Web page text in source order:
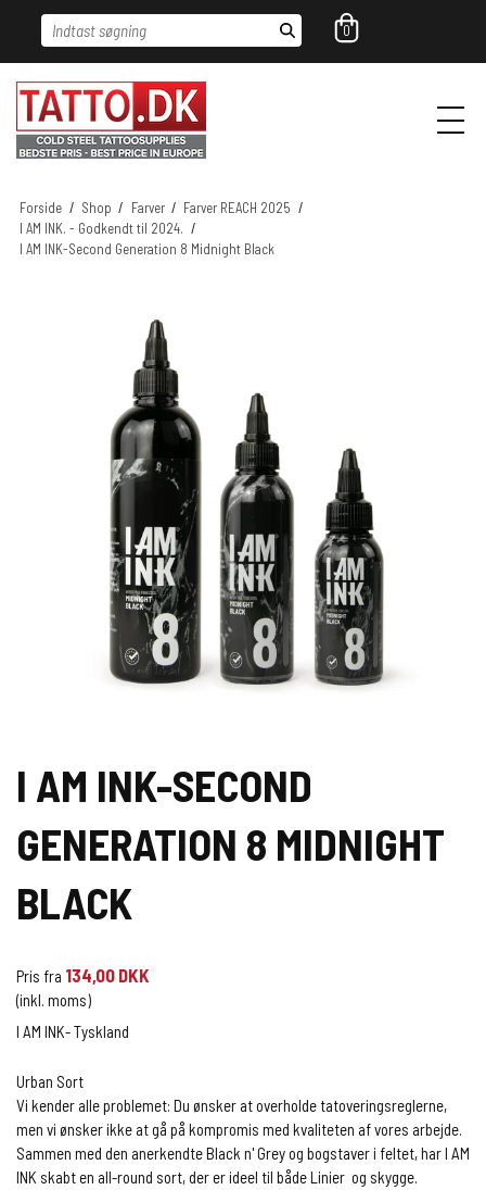
Indtast søgning 0
Forside / Shop / Farver / Farver REACH 2025 /
I AM INK. - Godkendt til 2024. /
I AM INK-Second Generation 8 Midnight Black
I AM INK-SECOND
GENERATION 8 MIDNIGHT
BLACK
Pris fra 134,00 DKK
(inkl. moms)
I AM INK- Tyskland
Urban Sort
Vi kender alle problemet: Du ønsker at overholde tatoveringsreglerne,
men vi ønsker ikke at gå på kompromis med kvaliteten af vores arbejde.
Sammen med den anerkendte Black n' Grey og bogstaver i feltet, har I AM
INK skabt en all-round sort, der er ideel til både Linier og skygge.